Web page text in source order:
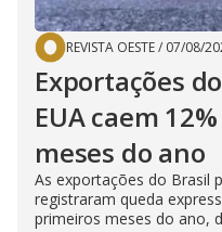
REVISTA OESTE/ 07/08/
Exportações
EUA caem
meses do ano
As exportações do Brasil
registraram queda
primeiros meses do ano,